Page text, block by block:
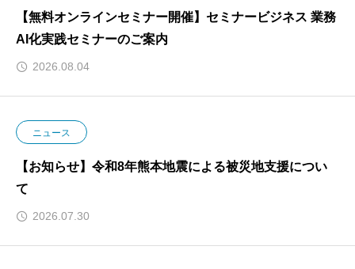
【無料オンラインセミナー開催】セミナービジネス 業務
AI化実践セミナーのご案内
2026.08.04
ニュース
【お知らせ】令和8年熊本地震による被災地支援につい
て
2026.07.30